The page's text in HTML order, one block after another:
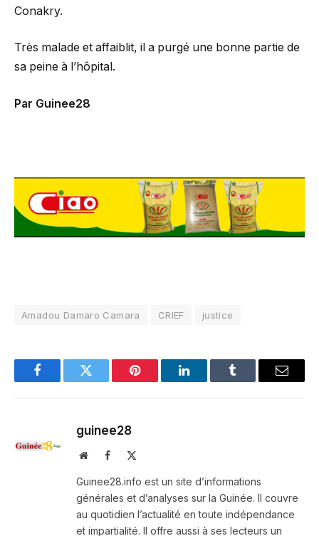
Conakry.
Très malade et affaiblit, il a purgé une bonne partie de
sa peine à l’hôpital.
Par Guinee28
Amadou Damaro Camara CRIEF justice
FacebookTwitter Pinterest LinkedInTumblr Email
guinee28
WebsiteFacebook
Guinee28.info est un site d’informations
générales et d’analyses sur la Guinée. Il couvre
au quotidien l’actualité en toute indépendance
et impartialité. Il offre aussi à ses lecteurs un